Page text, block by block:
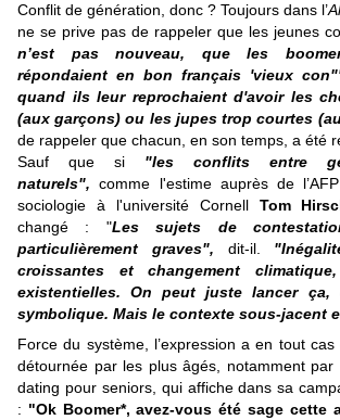
Conflit de génération, donc ? Toujours dans l’
ne se prive pas de rappeler que les jeunes
n’est pas nouveau, que les
répondaient en bon français 'vieux
quand ils leur reprochaient d'avoir les
(aux garçons) ou les jupes trop courtes
de rappeler que chacun, en son temps, a été
Sauf que si "les conflits entre
naturels", comme l'estime auprès de
sociologie à l'université Cornell Tom
changé : "Les sujets de
particulièrement graves", dit-il.
croissantes et changement
existentielles. On peut juste lancer
symbolique. Mais le contexte sous-jacent
Force du système, l’expression a en tout
détournée par les plus âgés, notamment par
dating pour seniors, qui affiche dans sa
: "Ok Boomer*, avez-vous été sage cette